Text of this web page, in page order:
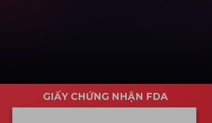
GIẤY CHỨNG NHẬN FDA